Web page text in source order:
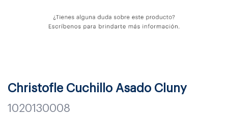
Christofle Cuchillo Asado Cluny
1020130008